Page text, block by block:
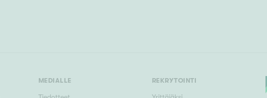
MEDIALLE REKRYTOINTI